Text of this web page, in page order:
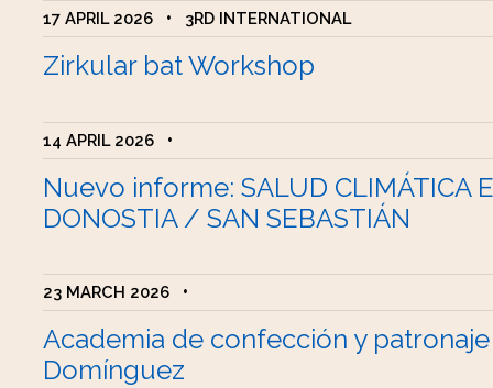
17 APRIL 2026 • 3RD INTERNATIONAL
Zirkular bat Workshop
14 APRIL 2026 •
Nuevo informe: SALUD CLIMÁTICA
DONOSTIA / SAN SEBASTIÁN
23 MARCH 2026 •
Academia de confección y
Domínguez